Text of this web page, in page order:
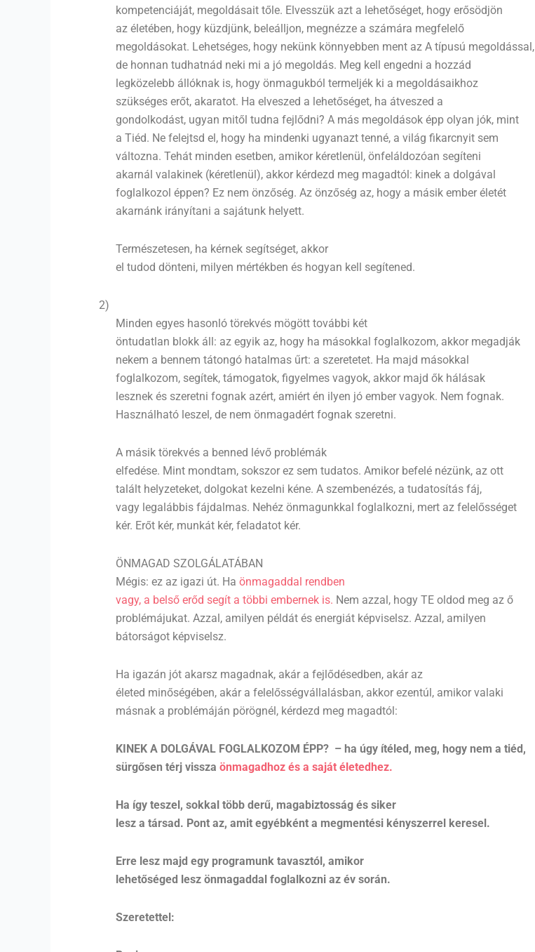
kompetenciáját, megoldásait tőle. Elvesszük azt a lehetőséget, hogy erősödjön
az életében, hogy küzdjünk, beleálljon, megnézze a számára megfelelő
megoldásokat. Lehetséges, hogy nekünk könnyebben ment az A típusú megoldással,
de honnan tudhatnád neki mi a jó megoldás. Meg kell engedni a hozzád
legközelebb állóknak is, hogy önmagukból termeljék ki a megoldásaikhoz
szükséges erőt, akaratot. Ha elveszed a lehetőséget, ha átveszed a
gondolkodást, ugyan mitől tudna fejlődni? A más megoldások épp olyan jók, mint
a Tiéd. Ne felejtsd el, hogy ha mindenki ugyanazt tenné, a világ fikarcnyit sem
változna. Tehát minden esetben, amikor kéretlenül, önfeláldozóan segíteni
akarnál valakinek (kéretlenül), akkor kérdezd meg magadtól: kinek a dolgával
foglalkozol éppen? Ez nem önzőség. Az önzőség az, hogy a másik ember életét
akarnánk irányítani a sajátunk helyett.
Természetesen, ha kérnek segítséget, akkor
el tudod dönteni, milyen mértékben és hogyan kell segítened.
2)
Minden egyes hasonló törekvés mögött további két
öntudatlan blokk áll: az egyik az, hogy ha másokkal foglalkozom, akkor megadják
nekem a bennem tátongó hatalmas űrt: a szeretetet. Ha majd másokkal
foglalkozom, segítek, támogatok, figyelmes vagyok, akkor majd ők hálásak
lesznek és szeretni fognak azért, amiért én ilyen jó ember vagyok. Nem fognak.
Használható leszel, de nem önmagadért fognak szeretni.
A másik törekvés a benned lévő problémák
elfedése. Mint mondtam, sokszor ez sem tudatos. Amikor befelé nézünk, az ott
talált helyzeteket, dolgokat kezelni kéne. A szembenézés, a tudatosítás fáj,
vagy legalábbis fájdalmas. Nehéz önmagunkkal foglalkozni, mert az felelősséget
kér. Erőt kér, munkát kér, feladatot kér.
ÖNMAGAD SZOLGÁLATÁBAN
Mégis: ez az igazi út. Ha önmagaddal rendben
vagy, a belső erőd segít a többi embernek is. Nem azzal, hogy TE oldod meg az ő
problémájukat. Azzal, amilyen példát és energiát képviselsz. Azzal, amilyen
bátorságot képviselsz.
Ha igazán jót akarsz magadnak, akár a fejlődésedben, akár az
életed minőségében, akár a felelősségvállalásban, akkor ezentúl, amikor valaki
másnak a problémáján pörögnél, kérdezd meg magadtól:
KINEK A DOLGÁVAL FOGLALKOZOM ÉPP? – ha úgy ítéled, meg, hogy nem a tiéd,
sürgősen térj vissza önmagadhoz és a saját életedhez.
Ha így teszel, sokkal több derű, magabiztosság és siker
lesz a társad. Pont az, amit egyébként a megmentési kényszerrel keresel.
Erre lesz majd egy programunk tavasztól, amikor
lehetőséged lesz önmagaddal foglalkozni az év során.
Szeretettel: